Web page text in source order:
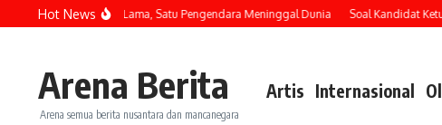
Lewati ke konten
Hot News
Api di Jalan Lama, Satu Pengendara Meninggal Dunia Soal Kandidat Ketum
Arena Berita
Arena semua berita nusantara dan mancanegara
Artis Internasional